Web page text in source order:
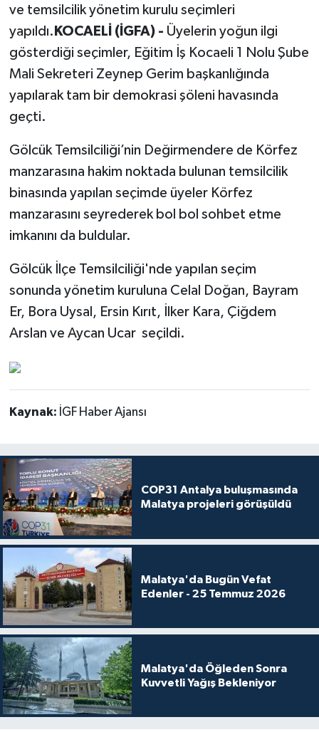
ve temsilcilik yönetim kurulu seçimleri
yapıldı. KOCAELİ (İGFA) - Üyelerin yoğun ilgi
gösterdiği seçimler, Eğitim İş Kocaeli 1 Nolu Şube
Mali Sekreteri Zeynep Gerim başkanlığında
yapılarak tam bir demokrasi şöleni havasında
geçti.
Gölcük Temsilciliği’nin Değirmendere de Körfez
manzarasına hakim noktada bulunan temsilcilik
binasında yapılan seçimde üyeler Körfez
manzarasını seyrederek bol bol sohbet etme
imkanını da buldular.
Gölcük İlçe Temsilciliği'nde yapılan seçim
sonunda yönetim kuruluna Celal Doğan, Bayram
Er, Bora Uysal, Ersin Kırıt, İlker Kara, Çiğdem
Arslan ve Aycan Ucar seçildi.
Kaynak: İGF Haber Ajansı
COP31 Antalya buluşmasında
Malatya projeleri görüşüldü
Malatya'da Bugün Vefat
Edenler - 25 Temmuz 2026
Malatya'da Öğleden Sonra
Kuvvetli Yağış Bekleniyor
Spor
Teknoloji
Yaşam